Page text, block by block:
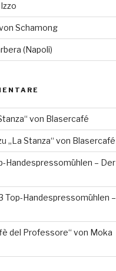
Schamong
(Napoli)
von Blasercafé
„La Stanza“ von Blasercafé
Handespressomühlen – Der
Top-Handespressomühlen –
del Professore“ von Moka